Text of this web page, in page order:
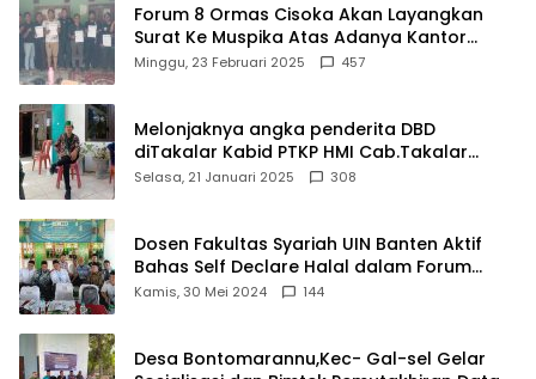
Forum 8 Ormas Cisoka Akan Layangkan
Surat Ke Muspika Atas Adanya Kantor
Matel di Cisoka
Minggu, 23 Februari 2025 457
Melonjaknya angka penderita DBD
diTakalar Kabid PTKP HMI Cab.Takalar
angkat bicara
Selasa, 21 Januari 2025 308
Dosen Fakultas Syariah UIN Banten Aktif
Bahas Self Declare Halal dalam Forum
Ijtima Ulama MUI
Kamis, 30 Mei 2024 144
Desa Bontomarannu,Kec- Gal-sel Gelar